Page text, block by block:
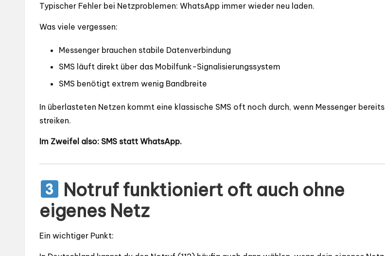
Typischer Fehler bei Netzproblemen: WhatsApp immer wieder neu laden.
Was viele vergessen:
Messenger brauchen stabile Datenverbindung
SMS läuft direkt über das Mobilfunk-Signalisierungssystem
SMS benötigt extrem wenig Bandbreite
In überlasteten Netzen kommt eine klassische SMS oft noch durch, wenn Messenger bereits
streiken.
Im Zweifel also: SMS statt WhatsApp.
Notruf funktioniert oft auch ohne
eigenes Netz
Ein wichtiger Punkt: